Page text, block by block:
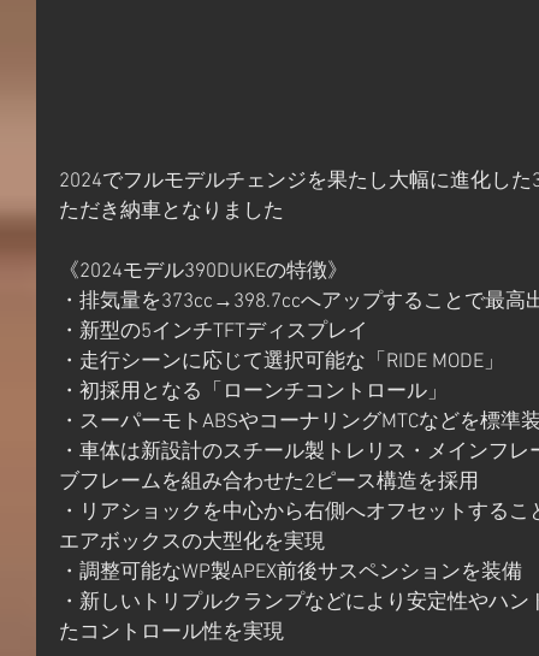
2024でフルモデルチェンジを果たし大幅に進化した
ただき納車となりました
《2024モデル390DUKEの特徴》
・排気量を373cc→398.7ccへアップすることで最高
・新型の5インチTFTディスプレイ
・走行シーンに応じて選択可能な「RIDE MODE」
・初採用となる「ローンチコントロール」
・スーパーモトABSやコーナリングMTCなどを標準
・車体は新設計のスチール製トレリス・メインフ
ブフレームを組み合わせた2ピース構造を採用
・リアショックを中心から右側へオフセットする
エアボックスの大型化を実現
・調整可能なWP製APEX前後サスペンションを装備
・新しいトリプルクランプなどにより安定性やハ
たコントロール性を実現